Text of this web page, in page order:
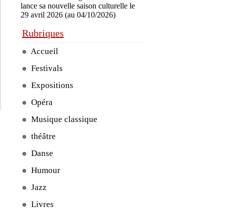
lance sa nouvelle saison culturelle le
29 avril 2026 (au 04/10/2026)
Rubriques
Accueil
Festivals
Expositions
Opéra
Musique classique
théâtre
Danse
Humour
Jazz
Livres